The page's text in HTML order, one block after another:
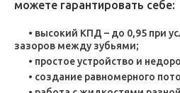
можете гарантировать себе:
высокий КПД – до 0,95 при
зазоров между зубьями;
простое устройство и
создание равномерного